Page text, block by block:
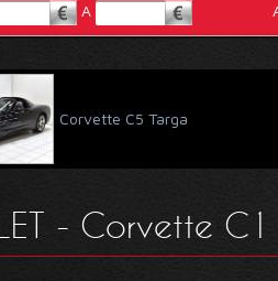
A
Corvette C5 Targa
- Corvette